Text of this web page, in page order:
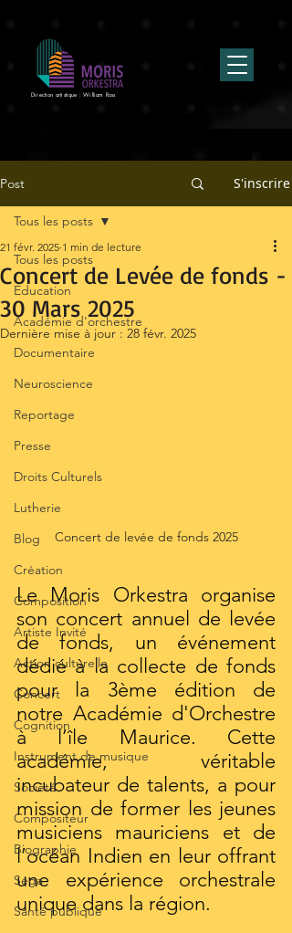
Direction artistique : William Ross
Post S'inscrire
Tous les posts
Education
Académie d'orchestre
Documentaire
Neuroscience
Reportage
Presse
Droits Culturels
Lutherie
Blog
Création
Composition
Artiste Invité
Action culturelle
Concert
Cognition
Instrument de musique
Société
Compositeur
Biographie
Séga
Santé publique
Tous les posts
Concert de Levée de fonds -
30 Mars 2025
21 févr. 2025 1 min de lecture
Dernière mise à jour : 28 févr. 2025
Concert de levée de fonds 2025
Le Moris Orkestra organise
son concert annuel de levée
de fonds, un événement
dédié à la collecte de fonds
pour la 3ème édition de
notre Académie d'Orchestre
à l’île Maurice. Cette
académie, véritable
incubateur de talents, a pour
mission de former les jeunes
musiciens mauriciens et de
l’océan Indien en leur offrant
une expérience orchestrale
unique dans la région.